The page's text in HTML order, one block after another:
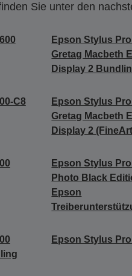
Sie unter den
Epson Stylus
Gretag Macbeth
Display 2
C8
Epson Stylus
Gretag Macbeth
Display 2
Epson Stylus Pro
Photo Black
Epson
Epson Stylus Pro